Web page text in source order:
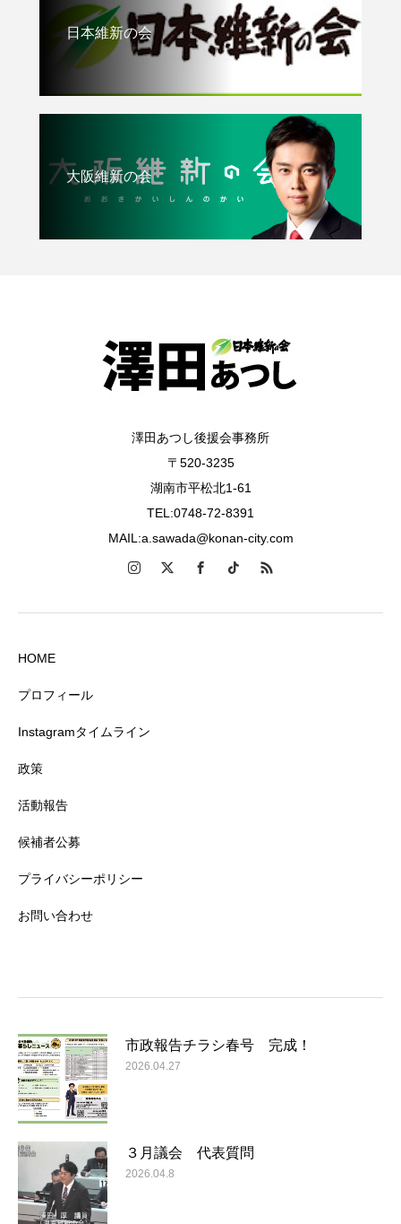
日本維新の会
大阪維新の会
澤田あつし後援会事務所
〒520-3235
湖南市平松北1-61
TEL:0748-72-8391
MAIL:a.sawada@konan-city.com
HOME
プロフィール
Instagramタイムライン
政策
活動報告
候補者公募
プライバシーポリシー
お問い合わせ
市政報告チラシ春号 完成！
2026.04.27
３月議会 代表質問
2026.04.8